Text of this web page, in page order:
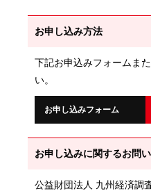
お申し込み方法
下記お申込みフォームま
い。
お申し込みフォーム
お申し込みに関するお問
公益財団法人 九州経済